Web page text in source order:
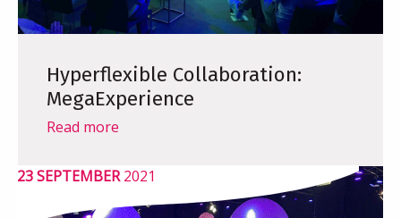
Hyperflexible Collaboration:
MegaExperience
Read more
23 SEPTEMBER2021